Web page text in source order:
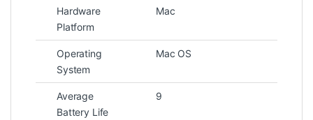
Hardware
Platform
Mac
Operating
System
Mac OS
Average
Battery Life
9